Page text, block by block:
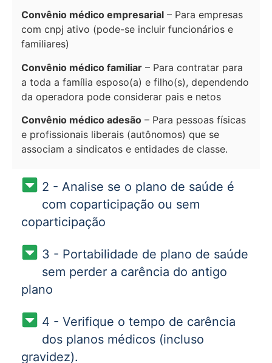
Convênio médico empresarial – Para empresas
com cnpj ativo (pode-se incluir funcionários e
familiares)
Convênio médico familiar – Para contratar para
a toda a família esposo(a) e filho(s), dependendo
da operadora pode considerar pais e netos
Convênio médico adesão – Para pessoas físicas
e profissionais liberais (autônomos) que se
associam a sindicatos e entidades de classe.
2 - Analise se o plano de saúde é
com coparticipação ou sem
coparticipação
3 - Portabilidade de plano de saúde
sem perder a carência do antigo
plano
4 - Verifique o tempo de carência
dos planos médicos (incluso
gravidez).